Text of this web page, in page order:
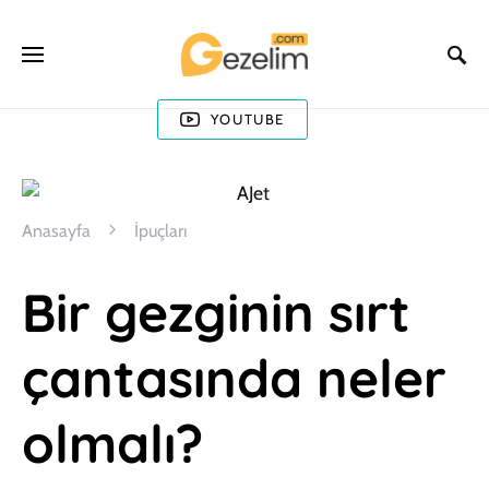
YOUTUBE
Anasayfa İpuçları
Bir gezginin sırt
çantasında neler
olmalı?